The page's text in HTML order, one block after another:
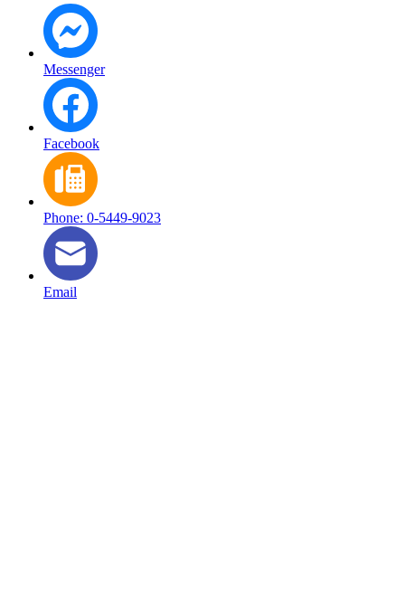
Messenger
Facebook
Phone: 0-5449-9023
Email